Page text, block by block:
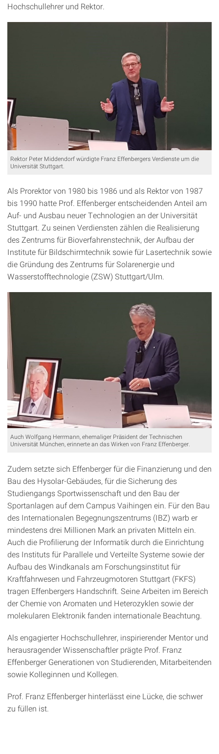
Hochschullehrer und Rektor.
Rektor Peter Middendorf würdigte Franz Effenbergers Verdienste um die
Universität Stuttgart.
Als Prorektor von 1980 bis 1986 und als Rektor von 1987
bis 1990 hatte Prof. Effenberger entscheidenden Anteil am
Auf- und Ausbau neuer Technologien an der Universität
Stuttgart. Zu seinen Verdiensten zählen die Realisierung
des Zentrums für Bioverfahrenstechnik, der Aufbau der
Institute für Bildschirmtechnik sowie für Lasertechnik sowie
die Gründung des Zentrums für Solarenergie und
Wasserstofftechnologie (ZSW) Stuttgart/Ulm.
Auch Wolfgang Herrmann, ehemaliger Präsident der Technischen
Universität München, erinnerte an das Wirken von Franz Effenberger.
Zudem setzte sich Effenberger für die Finanzierung und den
Bau des Hysolar-Gebäudes, für die Sicherung des
Studiengangs Sportwissenschaft und den Bau der
Sportanlagen auf dem Campus Vaihingen ein. Für den Bau
des Internationalen Begegnungszentrums (IBZ) warb er
mindestens drei Millionen Mark an privaten Mitteln ein.
Auch die Profilierung der Informatik durch die Einrichtung
des Instituts für Parallele und Verteilte Systeme sowie der
Aufbau des Windkanals am Forschungsinstitut für
Kraftfahrwesen und Fahrzeugmotoren Stuttgart (FKFS)
tragen Effenbergers Handschrift. Seine Arbeiten im Bereich
der Chemie von Aromaten und Heterozyklen sowie der
molekularen Elektronik fanden internationale Beachtung.
Als engagierter Hochschullehrer, inspirierender Mentor und
herausragender Wissenschaftler prägte Prof. Franz
Effenberger Generationen von Studierenden, Mitarbeitenden
sowie Kolleginnen und Kollegen.
Prof. Franz Effenberger hinterlässt eine Lücke, die schwer
zu füllen ist.